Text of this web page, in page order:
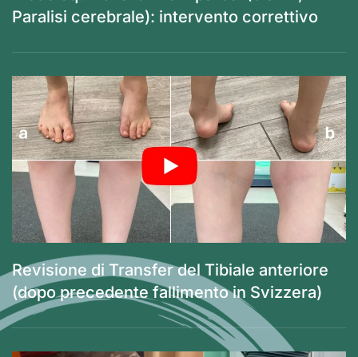
Paralisi cerebrale): intervento correttivo
Revisione di Transfer del Tibiale anteriore
(dopo precedente fallimento in Svizzera)